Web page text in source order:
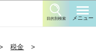
目的別検索 メニュー
税金